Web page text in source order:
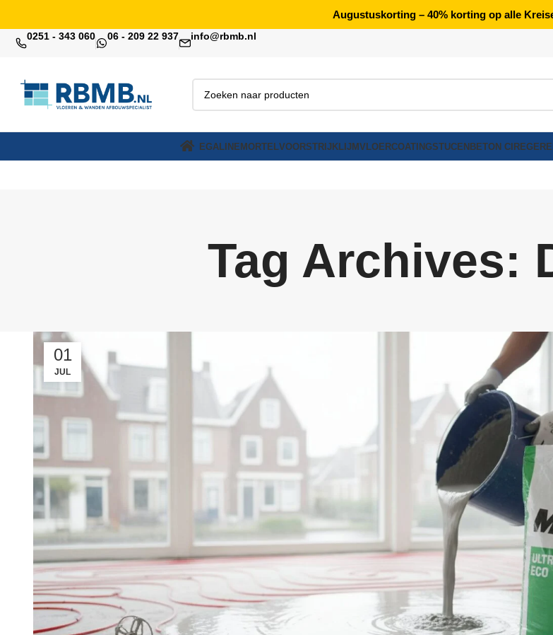
Augustuskorting – 40% korting op alle
0251 - 343 060 06 - 209 22 937 info@rbmb.nl
EGALINEMORTELVOORSTRIJKLIJMVLOERCOATINGSTUCENBETON CIRE
Tag Archives:
01
JUL